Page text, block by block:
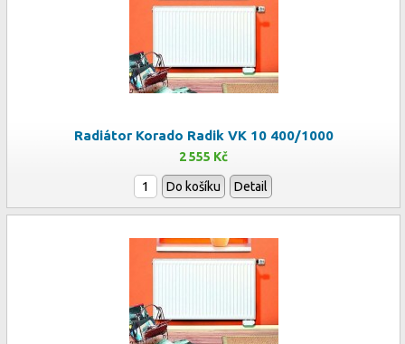
Radiátor Korado Radik VK 10 400/1000
2 555 Kč
Do košíku Detail